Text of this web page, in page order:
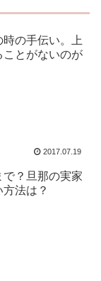
の手伝い。上
ことがないのが
2017.07.19
？旦那の実家
法は？